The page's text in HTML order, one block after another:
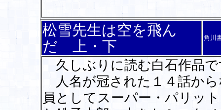
松雪先生は空を飛ん
だ 上・下
角川
久しぶりに読む白石作品で
人名が冠された１４話か
員としてスーパー・パリッ